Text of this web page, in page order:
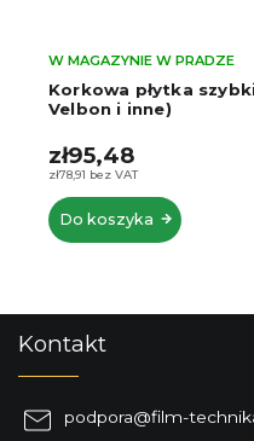
LENSBOT GENR-II -
olejowąVýška
W MAGAZYNIE W PRADZE
zł343,51 bez VAT
–20 % zł520
zł415,65
Do koszyka
Kontakt
podpora@film-